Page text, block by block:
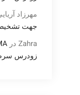
مهرزاد
جهت
Zahra در
زودرس